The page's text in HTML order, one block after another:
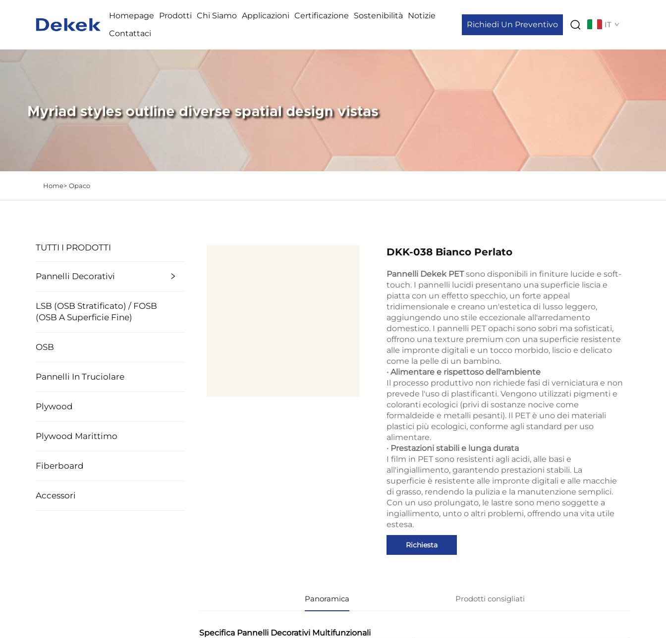
Homepage Prodotti Chi Siamo Applicazioni Certificazione Sostenibilità
Notizie
Contattaci
Richiedi Un Preventivo IT
Home> Opaco
TUTTI I PRODOTTI
Pannelli Decorativi
LSB (OSB Stratificato) / FOSB
(OSB A Superficie Fine)
OSB
Pannelli In Truciolare
Plywood
Plywood Marittimo
Fiberboard
Accessori
DKK-038 Bianco Perlato
Pannelli Dekek PETsono disponibili in finiture lucide e soft-
touch. I pannelli lucidi presentano una superficie liscia e
piatta con un effetto specchio, un forte appeal
tridimensionale e creano un'estetica di lusso leggero,
aggiungendo uno stile eccezionale all'arredamento
domestico. I pannelli PET opachi sono sobri ma sofisticati,
offrono una texture premium con una superficie resistente
alle impronte digitali e un tocco morbido, liscio e delicato
come la pelle di un bambino.
· Alimentare e rispettoso dell'ambiente
Il processo produttivo non richiede fasi di verniciatura e non
prevede l'uso di plastificanti. Vengono utilizzati pigmenti e
coloranti ecologici (privi di sostanze nocive come
formaldeide e metalli pesanti). Il PET è uno dei materiali
plastici più ecologici, conforme agli standard per uso
alimentare.
· Prestazioni stabili e lunga durata
I film in PET sono resistenti agli acidi, alle basi e
all'ingiallimento, garantendo prestazioni stabili. La
superficie è resistente alle impronte digitali e alle macchie
di grasso, rendendo la pulizia e la manutenzione semplici.
Con un uso prolungato, le lastre sono meno soggette a
ingiallimento, unto o altri problemi, offrendo una vita utile
estesa.
Richiesta
Panoramica Prodotti consigliati
Specifica Pannelli Decorativi Multifunzionali